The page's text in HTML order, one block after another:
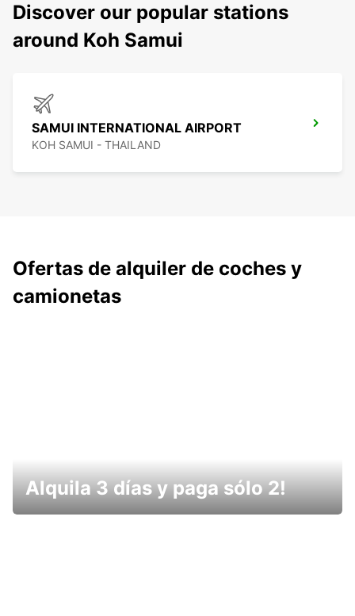
Discover our popular stations
around Koh Samui
SAMUI INTERNATIONAL AIRPORT
KOH SAMUI - THAILAND
Ofertas de alquiler de coches y
camionetas
Alquila 3 días y paga sólo 2!